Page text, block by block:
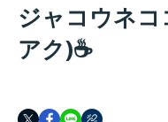
ジャコウネ
アク)☕️